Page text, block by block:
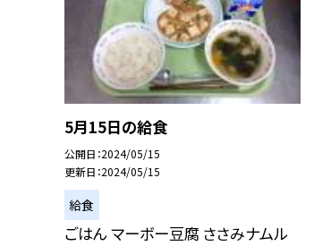
5月15日の給食
公開日 2024/05/15
更新日 2024/05/15
給食
ごはん マーボー豆腐 ささみナムル